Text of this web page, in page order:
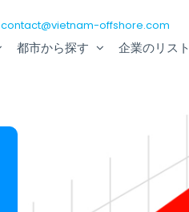
contact@vietnam-offshore.com
都市から探す 企業のリスト